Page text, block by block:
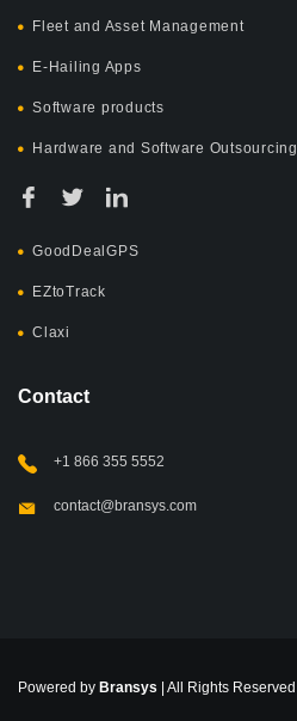
Fleet and Asset Management
E-Hailing Apps
Software products
Hardware and Software Outsourcing
GoodDealGPS
EZtoTrack
Claxi
Contact
+1 866 355 5552
contact@bransys.com
Powered by Bransys | All Rights Reserved